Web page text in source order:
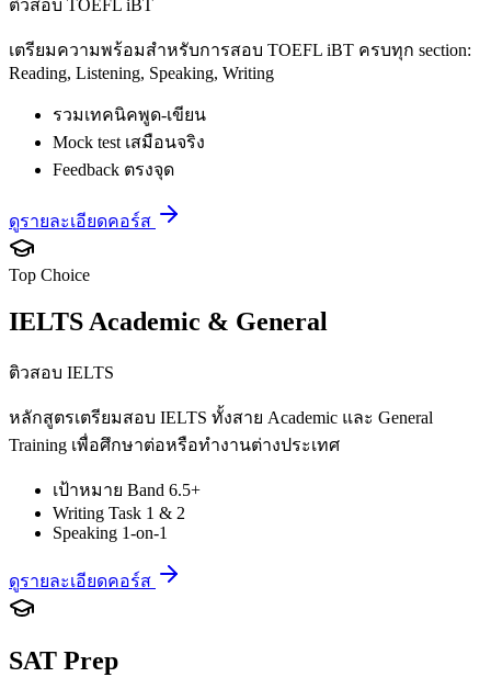
ติวสอบ TOEFL iBT
เตรียมความพร้อมสำหรับการสอบ TOEFL iBT ครบทุก section:
Reading, Listening, Speaking, Writing
รวมเทคนิคพูด-เขียน
Mock test เสมือนจริง
Feedback ตรงจุด
ดูรายละเอียดคอร์ส
Top Choice
IELTS Academic & General
ติวสอบ IELTS
หลักสูตรเตรียมสอบ IELTS ทั้งสาย Academic และ General
Training เพื่อศึกษาต่อหรือทำงานต่างประเทศ
เป้าหมาย Band 6.5+
Writing Task 1 & 2
Speaking 1-on-1
ดูรายละเอียดคอร์ส
SAT Prep